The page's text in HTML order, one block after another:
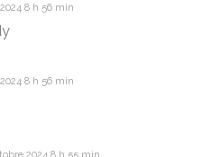
8 h 56 min
8 h 56 min